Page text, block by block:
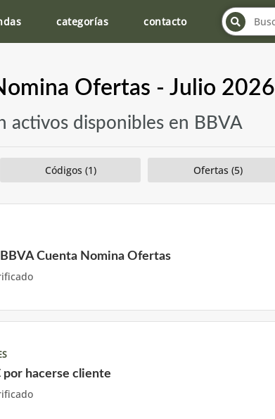
categorías contacto
Ofertas - Julio 2026
activos disponibles en BBVA
Códigos (1) Ofertas (5)
Cuenta Nomina Ofertas
por hacerse cliente